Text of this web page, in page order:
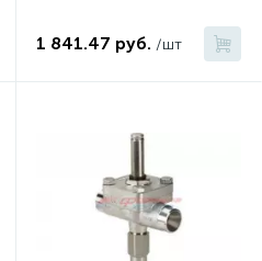
12
1 841.47 руб. /шт